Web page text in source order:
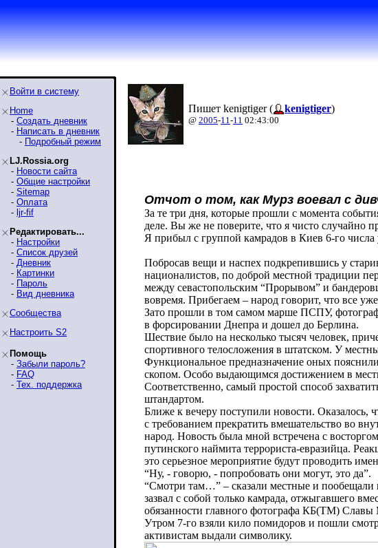
Войти в систему
Home
- Создать дневник
- Написать в дневник
- Подробный режим
LJ.Rossia.org
- Новости сайта
- Общие настройки
- Sitemap
- Оплата
- ljr-fif
Редактировать...
- Настройки
- Список друзей
- Дневник
- Картинки
- Пароль
- Вид дневника
Сообщества
Настроить S2
Помощь
- Забыли пароль?
- FAQ
- Тех. поддержка
Пишет kenigtiger ( kenigtiger)
@ 2005-11-11 02:43:00
Отчот о том, как Мурз воевал с
За те три дня, которые прошли с момента
деле. Вы же не поверите, что я чисто случайно
Я прибыл с группой камрадов в Киев 6-го числа
Побросав вещи и наспех подкрепившись у
националистов, по доброй местной традиции
между севастопольским “Прорывом” и
вовремя. Прибегаем – народ говорит, что все
Зато прошли в том самом марше ПСПУ,
в форсировании Днепра и дошел до Берлина.
Шествие было на несколько тысяч человек,
спортивного телосложения в штатском. У
Функциональное предназначение оных
скопом. Особо выдающимся достижением в
Соответственно, самый простой способ
штандартом.
Ближе к вечеру поступили новости. Оказалось,
с требованием прекратить вмешательство во
народ. Новость была мной встречена с
путинского наймита террориста-евразийца.
это серьезное мероприятие будут проводить
“Ну, - говорю, - попробовать они могут, это да”.
“Смотри там…” – сказали местные и пообещали
зазвал с собой только камрада, отжыгавшего
обязанности главного фотографа КБ(ТМ) Славы
Утром 7-го взяли кило помидоров и пошли
активистам выдали символику.